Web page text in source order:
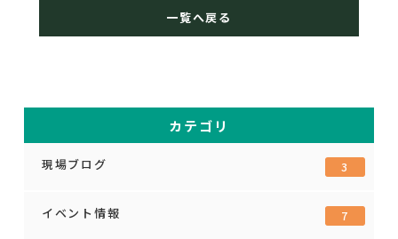
一覧へ戻る
カテゴリ
現場ブログ 3
イベント情報 7